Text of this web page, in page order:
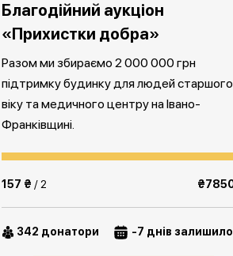
Благодійний аукціон
«Прихистки добра»
Разом ми збираємо 2 000 000 грн
підтримку будинку для людей старшого
віку та медичного центру на Івано-
Франківщині.
157 ₴ / 2
342 донатори -7 днів